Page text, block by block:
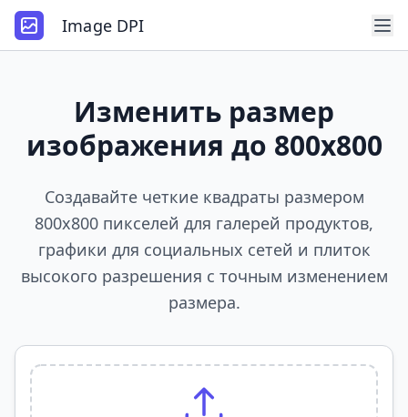
Image DPI
Изменить размер
изображения до 800x800
Создавайте четкие квадраты размером
800x800 пикселей для галерей продуктов,
графики для социальных сетей и плиток
высокого разрешения с точным изменением
размера.